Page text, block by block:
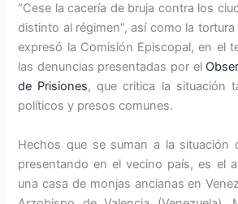
“Cese la cacería de bruja contra los
distinto al régimen”, así como la
expresó la Comisión Episcopal, en el
las denuncias presentadas por el
de Prisiones, que critica la situación
políticos y presos comunes.
Hechos que se suman a la situación
presentando en el vecino país, es el
una casa de monjas ancianas en